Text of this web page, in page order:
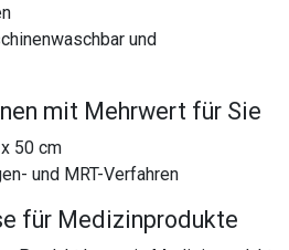
und
mit Mehrwert für Sie
50 cm
und MRT-Verfahren
für Medizinprodukte